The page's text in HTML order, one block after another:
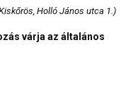
Holló János utca 1.)
várja az általános